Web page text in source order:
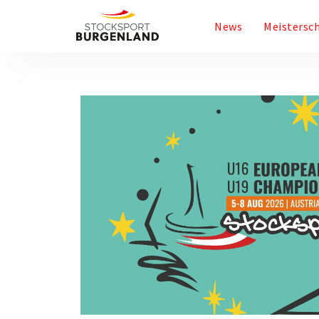
News